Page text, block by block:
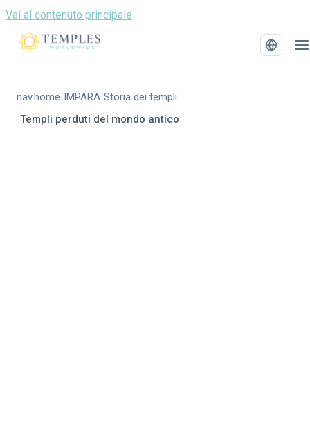
Vai al contenuto principale
nav.home / IMPARA/Storia dei templi
/Templi perduti del mondo antico